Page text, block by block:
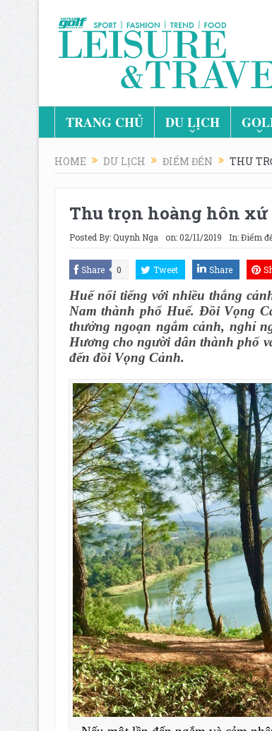
TRANG CHỦ DU LỊCH
HOME DU LỊCH ĐIỂM ĐẾN THU
Thu trọn hoàng hôn xứ
Posted By:Quynh Nga on:02/11/2019 In:Điểm
Share 0 Tweet Share
Huế nổi tiếng với nhiều thắng
Nam thành phố Huế. Đồi Vọng
thưởng ngoạn ngắm cảnh, nghỉ
Hương cho người dân thành phố
đến đồi Vọng Cảnh.